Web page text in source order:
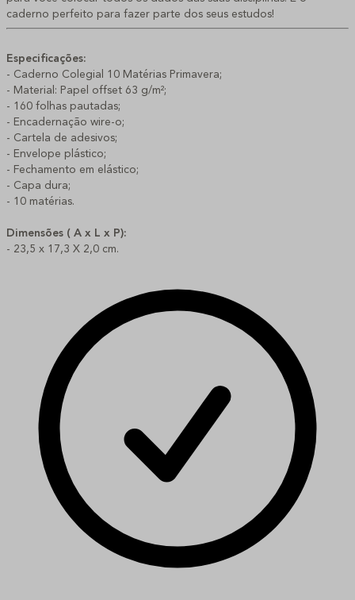
caderno perfeito para fazer parte dos seus estudos!
Especificações:
- Caderno Colegial 10 Matérias Primavera;
- Material: Papel offset 63 g/m²;
- 160 folhas pautadas;
- Encadernação wire-o;
- Cartela de adesivos;
- Envelope plástico;
- Fechamento em elástico;
- Capa dura;
- 10 matérias.
Dimensões ( A x L x P):
- 23,5 x 17,3 X 2,0 cm.